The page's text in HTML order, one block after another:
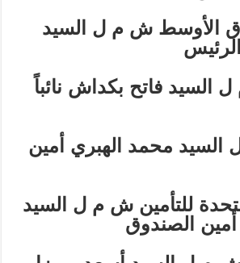
الأوسط ش م ل السيد
فاتح بكداش نائباً
السيد محمد الهبري أمين
للتأمين ش م ل السيد
الصندوق